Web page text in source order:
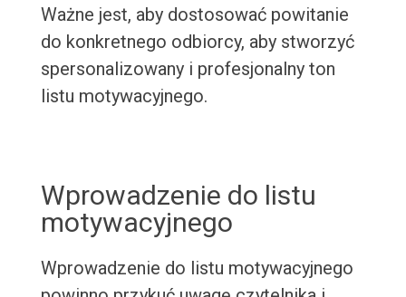
Ważne jest, aby dostosować powitanie
do konkretnego odbiorcy, aby stworzyć
spersonalizowany i profesjonalny ton
listu motywacyjnego.
Wprowadzenie do listu
motywacyjnego
Wprowadzenie do listu motywacyjnego